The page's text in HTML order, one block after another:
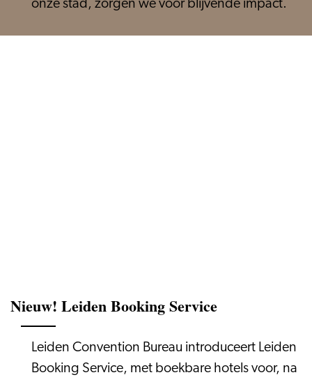
onze stad, zorgen we voor blijvende impact.
Nieuw! Leiden Booking Service
Leiden Convention Bureau introduceert Leiden
Booking Service, met boekbare hotels voor, na